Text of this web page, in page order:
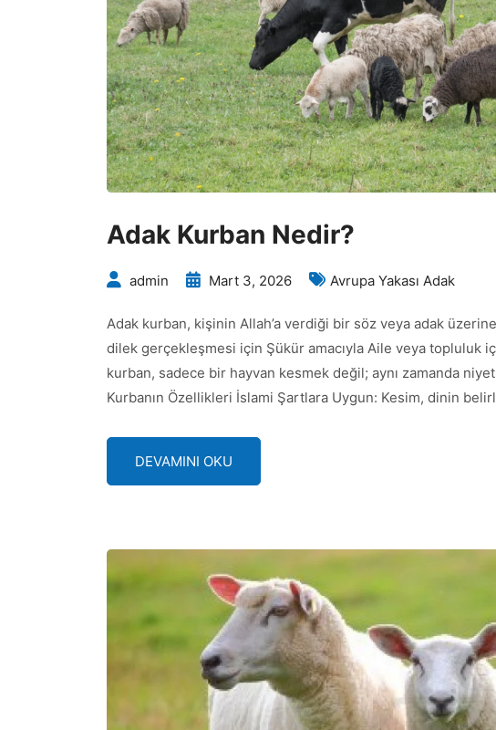
Adak Kurban Nedir?
admin Mart 3, 2026 Avrupa Yakası Adak
Adak kurban, kişinin Allah’a verdiği bir söz veya adak
dilek gerçekleşmesi için Şükür amacıyla Aile veya topluluk
kurban, sadece bir hayvan kesmek değil; aynı zamanda
Kurbanın Özellikleri İslami Şartlara Uygun: Kesim, dinin
DEVAMINI OKU